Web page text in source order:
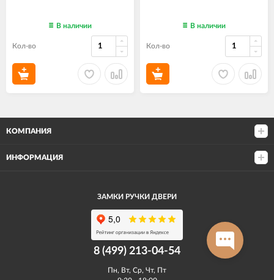
В наличии
Кол-во
В наличии
Кол-во
КОМПАНИЯ
ИНФОРМАЦИЯ
ЗАМКИ РУЧКИ ДВЕРИ
8 (499) 213-04-54​
Пн, Вт, Ср, Чт, Пт